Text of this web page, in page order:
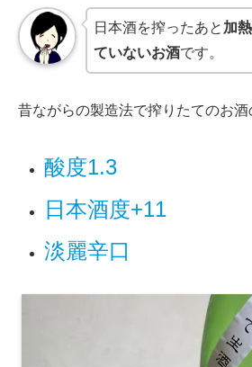
日本酒を搾ったあと 加
ていないお酒です。
昔ながらの製造法で搾りたてのお酒
酸度1.3
日本酒度+11
淡麗辛口